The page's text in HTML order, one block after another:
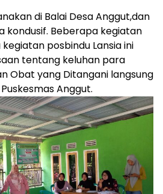
di Balai Desa Anggut,dan
kondusif. Beberapa kegiatan
posbindu Lansia ini
tentang keluhan para
Obat yang Ditangani langsung
Anggut.